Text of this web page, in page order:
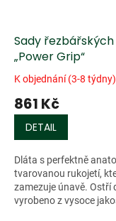
Sady řezbářských
„Power Grip“
K objednání (3-8 týdny)
861 Kč
DETAIL
Dláta s perfektně
tvarovanou rukojetí,
zamezuje únavě. Ostří
vyrobeno z vysoce